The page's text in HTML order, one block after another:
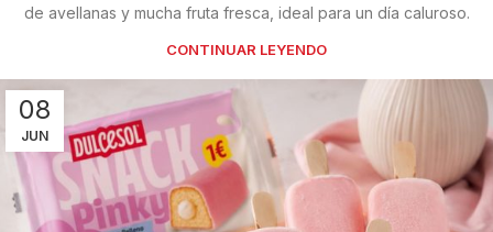
de avellanas y mucha fruta fresca, ideal para un día caluroso.
CONTINUAR LEYENDO
08
JUN